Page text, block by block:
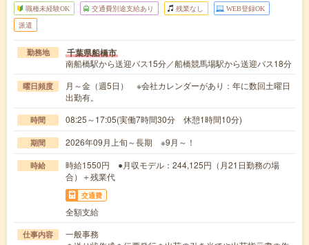
職種未経験OK 交通費別途支給あり 残業なし WEB登録OK
派遣
勤務地 千葉県船橋市
南船橋駅から送迎バス15分／船橋競馬場駅から送迎バス18分
曜日頻度
月～金（週5日） ※会社カレンダーがあり：年に数回土曜日
出勤有。
時間 08:25～17:05(実働7時間30分 休憩1時間10分)
期間 2026年09月上旬～長期 ※9月～！
時給
時給1550円 ●月収モデル：244,125円（月21日勤務の場
合）＋残業代
交通費
全額支給
仕事内容
一般事務